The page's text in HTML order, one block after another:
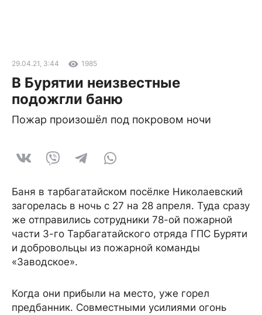
29.04.21, 3:44 1985
В Бурятии неизвестные
подожгли баню
Пожар произошёл под покровом ночи
Баня в тарбагатайском посёлке Николаевский
загорелась в ночь с 27 на 28 апреля. Туда сразу
же отправились сотрудники 78-ой пожарной
части 3-го Тарбагатайского отряда ГПС Буряти
и добровольцы из пожарной команды
«Заводское».
Когда они прибыли на место, уже горел
предбанник. Совместными усилиями огонь